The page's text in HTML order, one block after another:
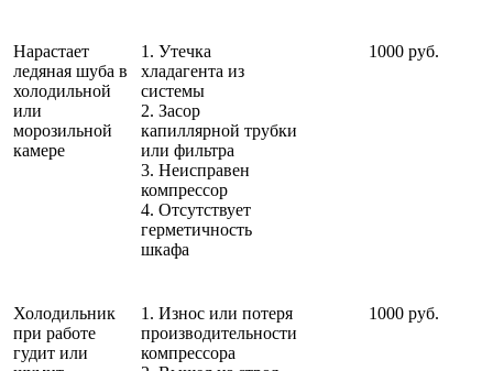
Нарастает
ледяная шуба в
холодильной
или
морозильной
камере
1. Утечка
хладагента из
системы
2. Засор
капиллярной трубки
или фильтра
3. Неисправен
компрессор
4. Отсутствует
герметичность
шкафа
1000 руб.
Холодильник
при работе
гудит или
1. Износ или потеря
производительности
компрессора
1000 руб.